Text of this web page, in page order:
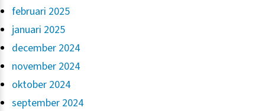
februari 2025
januari 2025
december 2024
november 2024
oktober 2024
september 2024